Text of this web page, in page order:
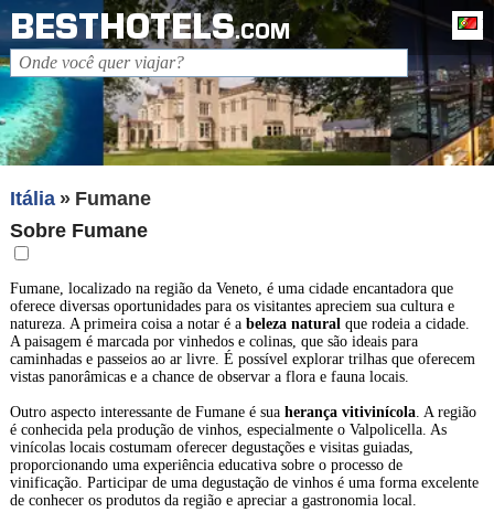
BESTHOTELS.COM
Itália
Fumane
Sobre Fumane
Fumane, localizado na região da Veneto, é uma cidade encantadora que
oferece diversas oportunidades para os visitantes apreciem sua cultura e
natureza. A primeira coisa a notar é a beleza naturalque rodeia a cidade.
A paisagem é marcada por vinhedos e colinas, que são ideais para
caminhadas e passeios ao ar livre. É possível explorar trilhas que oferecem
vistas panorâmicas e a chance de observar a flora e fauna locais.
Outro aspecto interessante de Fumane é sua herança vitivinícola. A região
é conhecida pela produção de vinhos, especialmente o Valpolicella. As
vinícolas locais costumam oferecer degustações e visitas guiadas,
proporcionando uma experiência educativa sobre o processo de
vinificação. Participar de uma degustação de vinhos é uma forma excelente
de conhecer os produtos da região e apreciar a gastronomia local.